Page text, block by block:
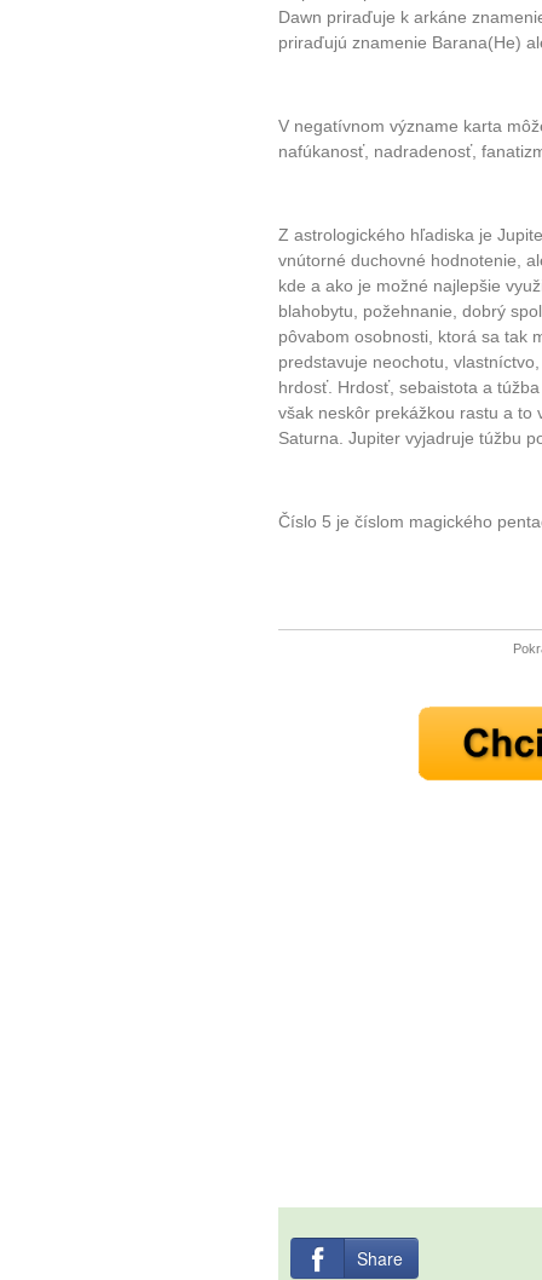
Dawn priraďuje k arkáne
priraďujú znamenie Barana(He)
V negatívnom význame karta
nafúkanosť, nadradenosť,
Z astrologického hľadiska je
vnútorné duchovné hodnotenie,
kde a ako je možné najlepšie
blahobytu, požehnanie, dobrý
pôvabom osobnosti, ktorá sa tak
predstavuje neochotu,
hrdosť. Hrdosť, sebaistota a
však neskôr prekážkou rastu a to
Saturna. Jupiter vyjadruje túžbu
Číslo 5 je číslom magického
Share